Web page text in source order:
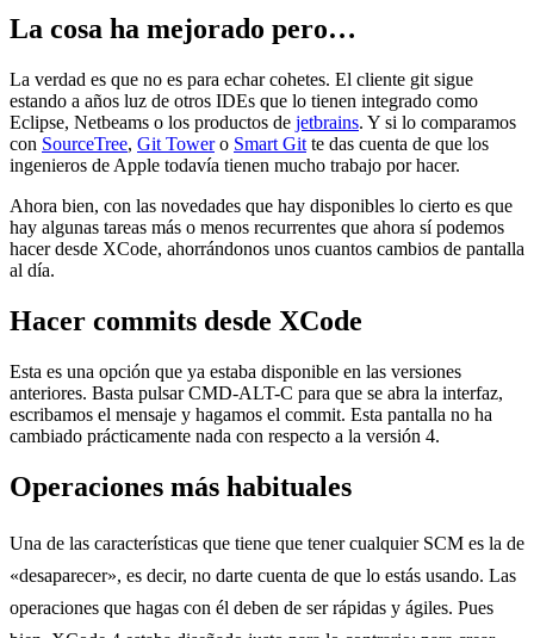
La cosa ha mejorado pero…
La verdad es que no es para echar cohetes. El cliente git sigue
estando a años luz de otros IDEs que lo tienen integrado como
Eclipse, Netbeams o los productos de jetbrains. Y si lo comparamos
con SourceTree, Git Towero Smart Git te das cuenta de que los
ingenieros de Apple todavía tienen mucho trabajo por hacer.
Ahora bien, con las novedades que hay disponibles lo cierto es que
hay algunas tareas más o menos recurrentes que ahora sí podemos
hacer desde XCode, ahorrándonos unos cuantos cambios de pantalla
al día.
Hacer commits desde XCode
Esta es una opción que ya estaba disponible en las versiones
anteriores. Basta pulsar CMD-ALT-C para que se abra la interfaz,
escribamos el mensaje y hagamos el commit. Esta pantalla no ha
cambiado prácticamente nada con respecto a la versión 4.
Operaciones más habituales
Una de las características que tiene que tener cualquier SCM es la de
«desaparecer», es decir, no darte cuenta de que lo estás usando. Las
operaciones que hagas con él deben de ser rápidas y ágiles. Pues